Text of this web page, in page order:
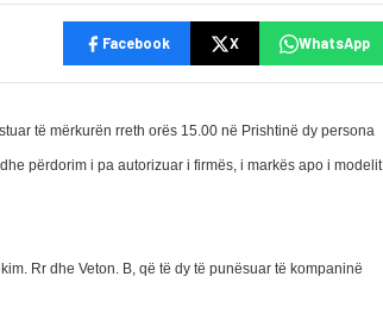
Facebook X WhatsApp
të mërkurën rreth orës 15.00 në Prishtinë dy persona
përdorim i pa autorizuar i firmës, i markës apo i modelit
Rr dhe Veton. B, që të dy të punësuar të kompaninë